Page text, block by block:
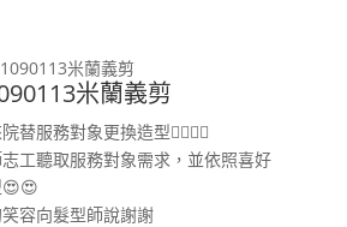
1090113米蘭義剪
米蘭義剪
替服務對象更換造型💇‍♀️💇‍♂️
工聽取服務對象需求，並依照喜好
😍😍
容向髮型師說謝謝